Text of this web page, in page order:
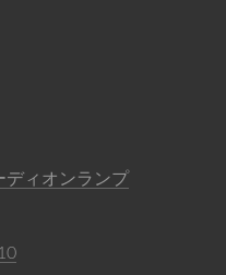
ディオンランプ